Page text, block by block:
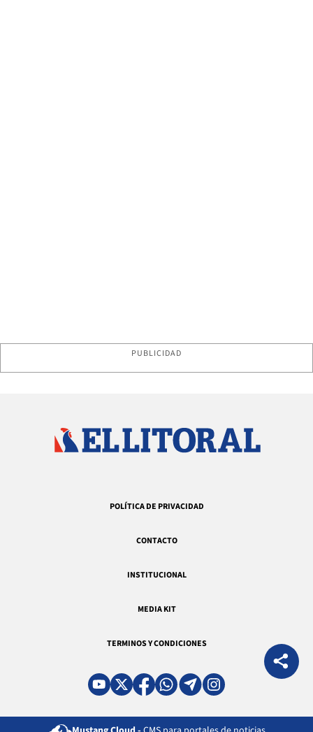
PUBLICIDAD
POLÍTICA DE PRIVACIDAD
CONTACTO
INSTITUCIONAL
MEDIA KIT
TERMINOS Y CONDICIONES